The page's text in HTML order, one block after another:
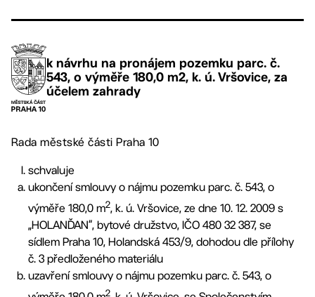
k návrhu na pronájem pozemku parc. č.
543, o výměře 180,0 m2, k. ú. Vršovice, za
účelem zahrady
Rada městské části Praha 10
schvaluje
ukončení smlouvy o nájmu pozemku parc. č. 543, o
výměře 180,0 m2, k. ú. Vršovice, ze dne 10. 12. 2009 s
„HOLANĎAN“, bytové družstvo, IČO 480 32 387, se
sídlem Praha 10, Holandská 453/9, dohodou dle přílohy
č. 3 předloženého materiálu
uzavření smlouvy o nájmu pozemku parc. č. 543, o
2